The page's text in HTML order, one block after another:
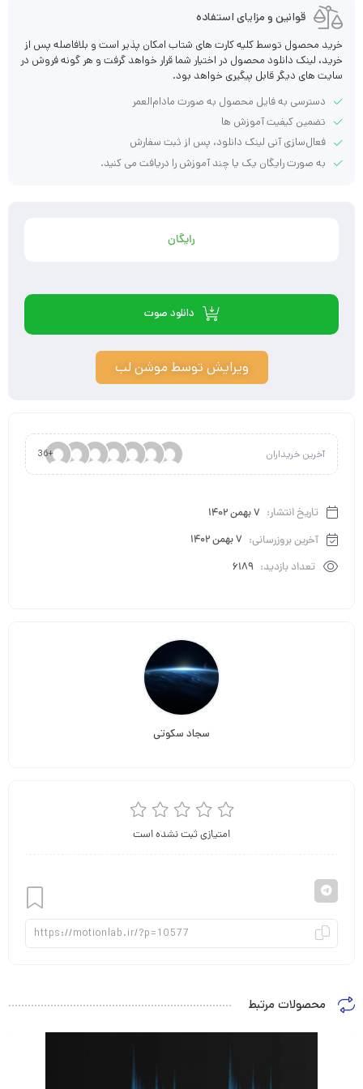
قوانین و مزایای استفاده
خرید محصول توسط کلیه کارت های شتاب امکان پذیر است و بلافاصله پس از
خرید، لینک دانلود محصول در اختیار شما قرار خواهد گرفت و هر گونه فروش در
سایت های دیگر قابل پیگیری خواهد بود.
دسترسی به فایل محصول به صورت مادام‌العمر
تضمین کیفیت آموزش ها
فعال‌سازی آنی لینک دانلود، پس از ثبت سفارش
به صورت رایگان یک یا چند آموزش را دریافت می کنید.
رایگان
دانلود صوت
ویرایش توسط موشن لب
آخرین خریداران +36
تاریخ انتشار: 7 بهمن 1402
آخرین بروزرسانی: 7 بهمن 1402
تعداد بازدید: 6189
سجاد سکوتی
افزودن
امتیازی ثبت نشده است
محصولات مرتبط